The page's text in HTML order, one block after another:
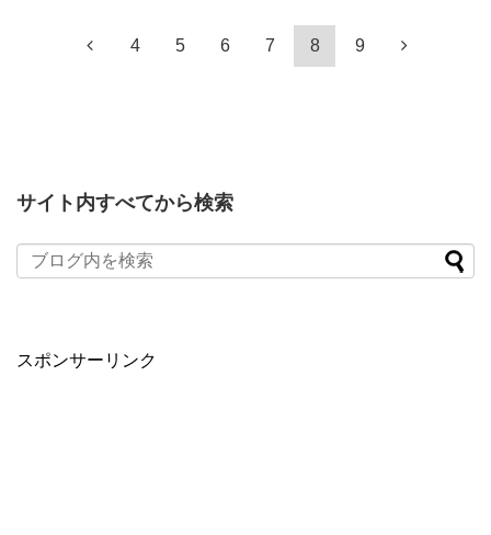
4 5 6 7 8 9
サイト内すべてから検索
スポンサーリンク